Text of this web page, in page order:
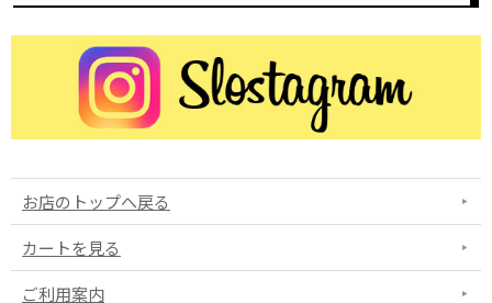
お店のトップへ戻る
カートを見る
ご利用案内